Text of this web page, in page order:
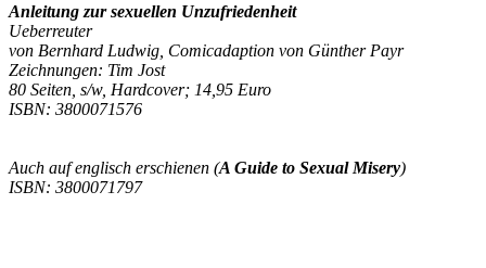
Anleitung zur sexuellen Unzufriedenheit
Ueberreuter
von Bernhard Ludwig, Comicadaption von Günther Payr
Zeichnungen: Tim Jost
80 Seiten, s/w, Hardcover; 14,95 Euro
ISBN: 3800071576
Auch auf englisch erschienen (A Guide to Sexual Misery)
ISBN: 3800071797